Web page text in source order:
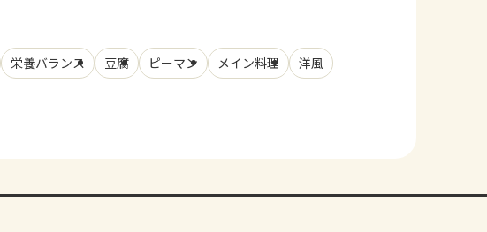
栄養バランス 豆腐 ピーマン メイン料理
洋風